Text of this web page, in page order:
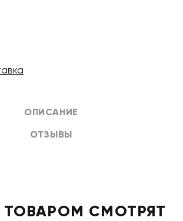
ОПИСАНИЕ
ОТЗЫВЫ
СМОТРЯТ